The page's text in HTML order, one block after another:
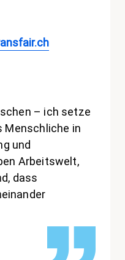
– ich setze
Menschliche in
und
Arbeitswelt,
dass